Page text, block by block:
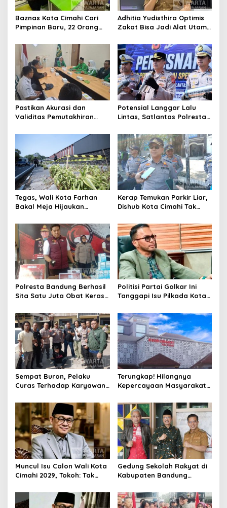
Baznas Kota Cimahi Cari
Pimpinan Baru, 22 Orang
Adhitia Yudisthira Optimis
Zakat Bisa Jadi Alat Utama
Kota Cimahi
Pastikan Akurasi dan
Validitas Pemutakhiran
Cimahi Lakukan
Potensial Langgar Lalu
Lintas, Satlantas Polresta
Motor Berknalpot Brong
Tegas, Wali Kota Farhan
Bakal Meja Hijaukan
Riau
Kerap Temukan Parkir Liar,
Dishub Kota Cimahi Tak
Pembinaan
Polresta Bandung Berhasil
Sita Satu Juta Obat Keras
Kasus Narkoba
Politisi Partai Golkar Ini
Tanggapi Isu Pilkada Kota
Sempat Buron, Pelaku
Curas Terhadap Karyawan
Ditangkap Polisi
Terungkap! Hilangnya
Kepercayaan Masyarakat
Rebranding RSUD Cibabat
Muncul Isu Calon Wali Kota
Cimahi 2029, Tokoh: Tak
Legitimasi Parpol
Gedung Sekolah Rakyat di
Kabupaten Bandung
Siap Tampung Dua Ribu
Siswa